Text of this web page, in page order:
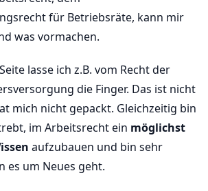
für Betriebsräte, kann mir
was vormachen.
lasse ich z.B. vom Recht der
die Finger. Das ist nicht
mich nicht gepackt. Gleichzeitig bin
im Arbeitsrecht ein möglichst
aufzubauen und bin sehr
es um Neues geht.